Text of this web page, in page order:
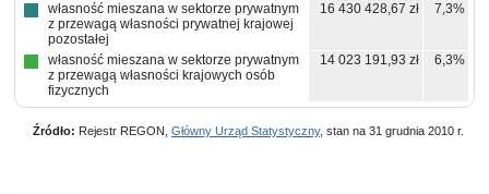
własność mieszana w sektorze prywatnym
z przewagą własności prywatnej krajowej
pozostałej
16 430 428,67 zł 7,3%
własność mieszana w sektorze prywatnym
z przewagą własności krajowych osób
fizycznych
14 023 191,93 zł 6,3%
Źródło: Rejestr REGON, Główny Urząd Statystyczny, stan na 31 grudnia 2010 r.